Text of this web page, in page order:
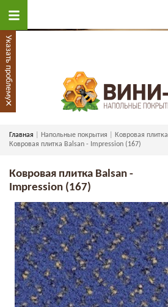
Главная Напольные покрытия
Ковровая плитка
Ковровая плитка Balsan - Impression (167)
Ковровая плитка Balsan -
Impression (167)
Указать проблему
×